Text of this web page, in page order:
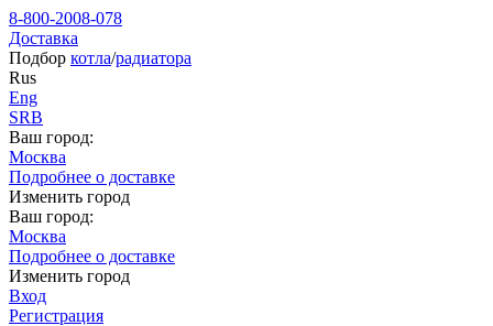
8-800-2008-078
Доставка
Подбор котла/радиатора
Rus
Eng
SRB
Ваш город:
Москва
Подробнее о доставке
Изменить город
Ваш город:
Москва
Подробнее о доставке
Изменить город
Вход
Регистрация